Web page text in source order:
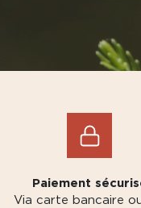
Paiement
Via carte bancaire